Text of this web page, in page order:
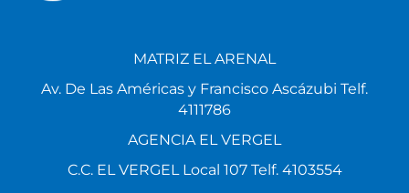
MATRIZ EL ARENAL
Av. De Las Américas y Francisco Ascázubi Telf.
4111786
AGENCIA EL VERGEL
C.C. EL VERGEL Local 107 Telf. 4103554